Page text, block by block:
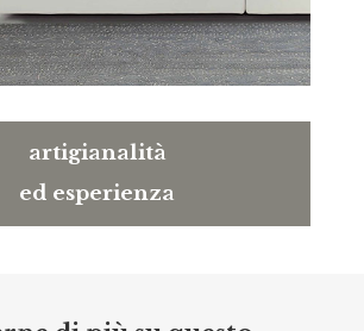
artigianalità
ed esperienza